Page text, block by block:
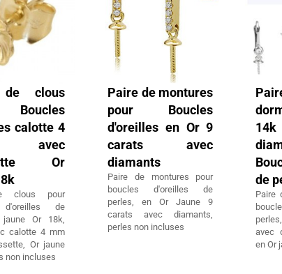
de clous
calotte 4
avec
Or
clous pour
d'oreilles de
jaune Or 18k,
calotte 4 mm
Or jaune
non incluses
Paire de montures
pour Boucles
d'oreilles en Or 9
carats avec
diamants
Paire de montures pour
boucles d'oreilles de
perles, en Or Jaune 9
carats avec diamants,
perles non incluses
de
Paire
avec
en Or